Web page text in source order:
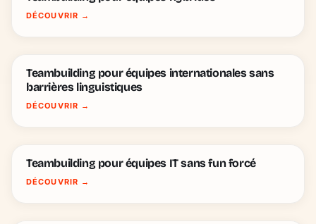
DÉCOUVRIR →
Teambuilding pour équipes internationales sans
barrières linguistiques
DÉCOUVRIR →
Teambuilding pour équipes IT sans fun forcé
DÉCOUVRIR →